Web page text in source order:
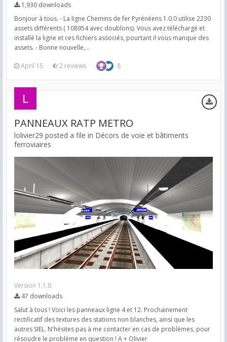
1,930 downloads
Bonjour à tous. - La ligne Chemins de fer Pyrénéens 1.0.0 utilise 2230
assets différents ( 108954 avec doublons). Vous avez téléchargé et
installé la ligne et ces fichiers associés, pourtant il vous manque des
assets. - Bonne nouvelle,...
April 15 2 reviews 8
PANNEAUX RATP METRO
lolivier29 posted a file in Décors de voie et bâtiments
ferroviaires
Version 1.1.0
47 downloads
Salut à tous ! Voici les panneaux ligne 4 et 12. Prochainement
rectificatif des textures des stations non blanches, ainsi que les
autres SIEL. N'hésites pas à me contacter en cas de problèmes, pour
résoudre le problème en question ! A + Olivier